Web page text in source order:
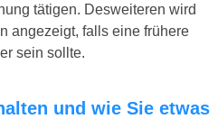
tätigen. Desweiteren wird
angezeigt, falls eine frühere
sein sollte.